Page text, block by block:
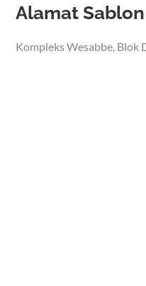
Alamat
Kompleks Wesabbe, Blok